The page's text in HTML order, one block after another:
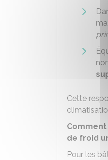
Cette
de froid
Pour les